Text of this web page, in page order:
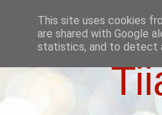
This site uses cookies
are shared with Google
statistics, and to detect